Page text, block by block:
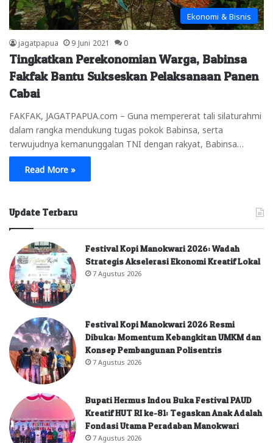
Ekonomi & Bisnis
jagatpapua 9 Juni 2021 0
Tingkatkan Perekonomian Warga, Babinsa
Fakfak Bantu Sukseskan Pelaksanaan Panen
Cabai
FAKFAK, JAGATPAPUA.com – Guna mempererat tali silaturahmi
dalam rangka mendukung tugas pokok Babinsa, serta
terwujudnya kemanunggalan TNI dengan rakyat, Babinsa…
Read More »
Update Terbaru
Festival Kopi Manokwari 2026: Wadah
Strategis Akselerasi Ekonomi Kreatif Lokal
7 Agustus 2026
Festival Kopi Manokwari 2026 Resmi
Dibuka: Momentum Kebangkitan UMKM dan
Konsep Pembangunan Polisentris
7 Agustus 2026
Bupati Hermus Indou Buka Festival PAUD
Kreatif HUT RI ke-81: Tegaskan Anak Adalah
Fondasi Utama Peradaban Manokwari
7 Agustus 2026